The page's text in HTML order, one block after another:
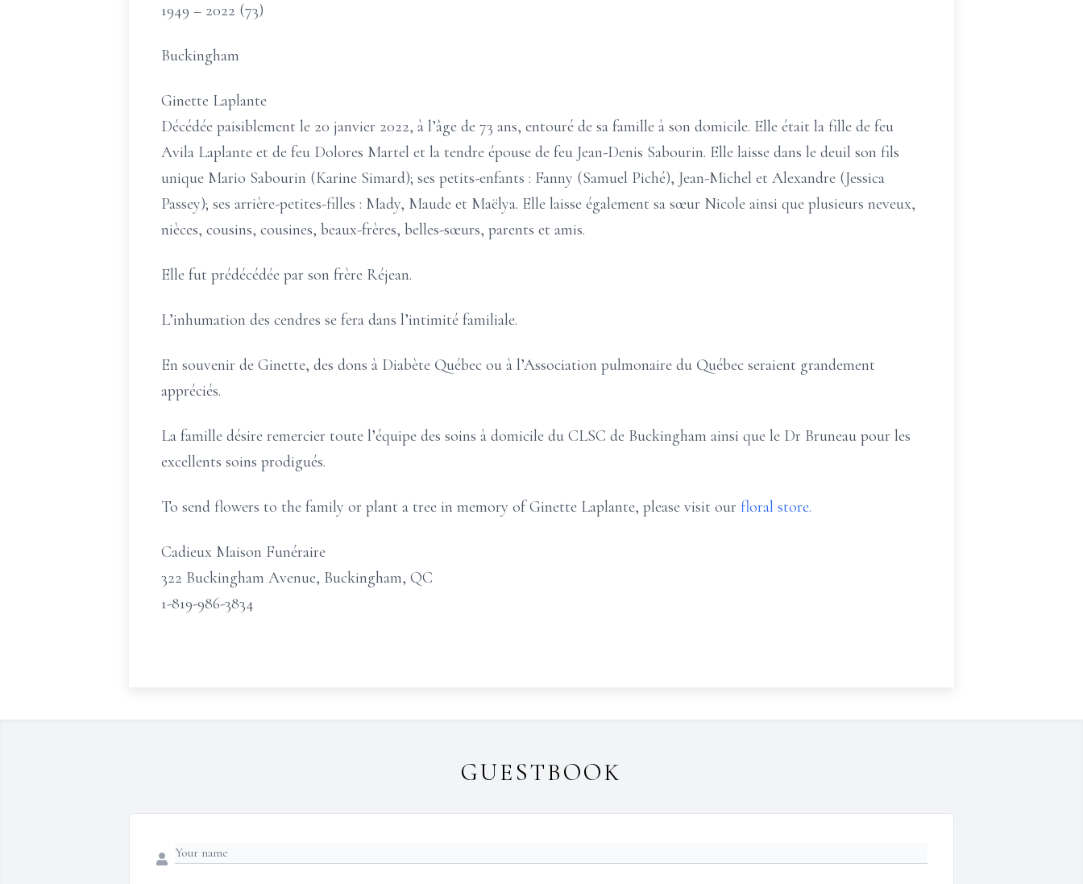
1949 – 2022 (73)
Buckingham
Ginette Laplante
Décédée paisiblement le 20 janvier 2022, à l’âge de 73 ans, entouré de sa famille à son domicile. Elle était la fille de feu
Avila Laplante et de feu Dolores Martel et la tendre épouse de feu Jean-Denis Sabourin. Elle laisse dans le deuil son fils
unique Mario Sabourin (Karine Simard); ses petits-enfants : Fanny (Samuel Piché), Jean-Michel et Alexandre (Jessica
Passey); ses arrière-petites-filles : Mady, Maude et Maëlya. Elle laisse également sa sœur Nicole ainsi que plusieurs neveux,
nièces, cousins, cousines, beaux-frères, belles-sœurs, parents et amis.
Elle fut prédécédée par son frère Réjean.
L’inhumation des cendres se fera dans l’intimité familiale.
En souvenir de Ginette, des dons à Diabète Québec ou à l’Association pulmonaire du Québec seraient grandement
appréciés.
La famille désire remercier toute l’équipe des soins à domicile du CLSC de Buckingham ainsi que le Dr Bruneau pour les
excellents soins prodigués.
To send flowers to the family or plant a tree in memory of Ginette Laplante, please visit our floral store.
Cadieux Maison Funéraire
322 Buckingham Avenue, Buckingham, QC
1-819-986-3834
GUESTBOOK